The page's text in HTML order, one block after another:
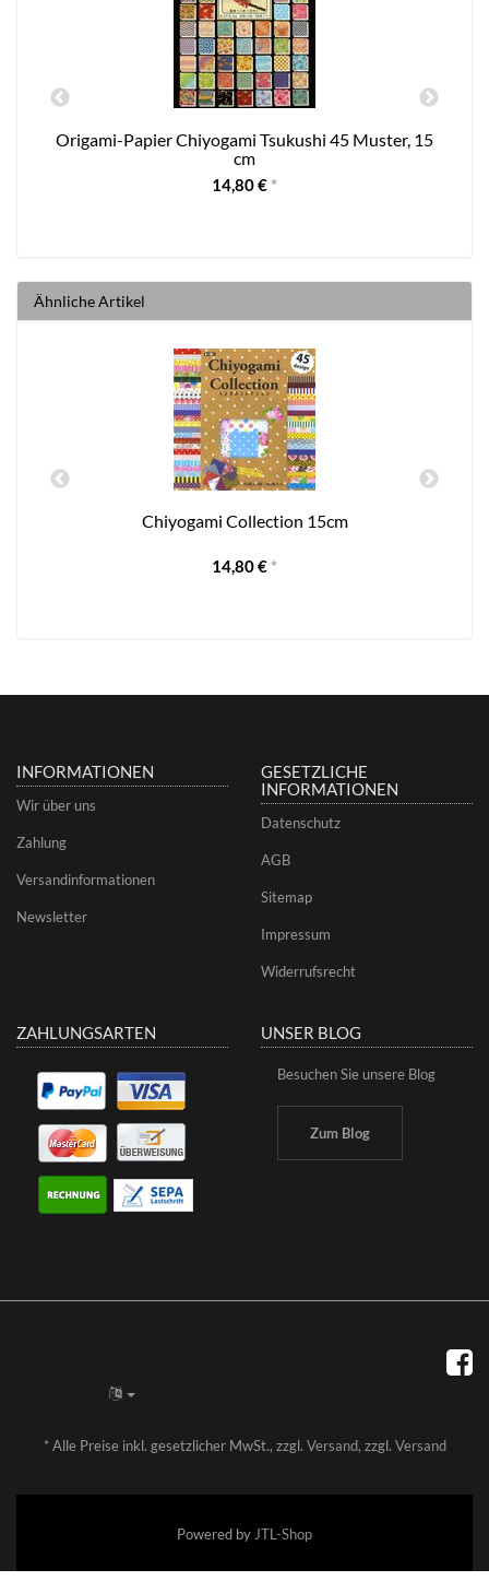
Origami-Papier Chiyogami Tsukushi 45 Muster, 15
cm
14,80 € *
Ähnliche Artikel
Chiyogami Collection 15cm
14,80 € *
INFORMATIONEN
Wir über uns
Zahlung
Versandinformationen
Newsletter
GESETZLICHE
INFORMATIONEN
Datenschutz
AGB
Sitemap
Impressum
Widerrufsrecht
ZAHLUNGSARTEN UNSER BLOG
Besuchen Sie unsere Blog
Zum Blog
*Alle Preise inkl. gesetzlicher MwSt., zzgl. Versand, zzgl. Versand
Powered by JTL-Shop